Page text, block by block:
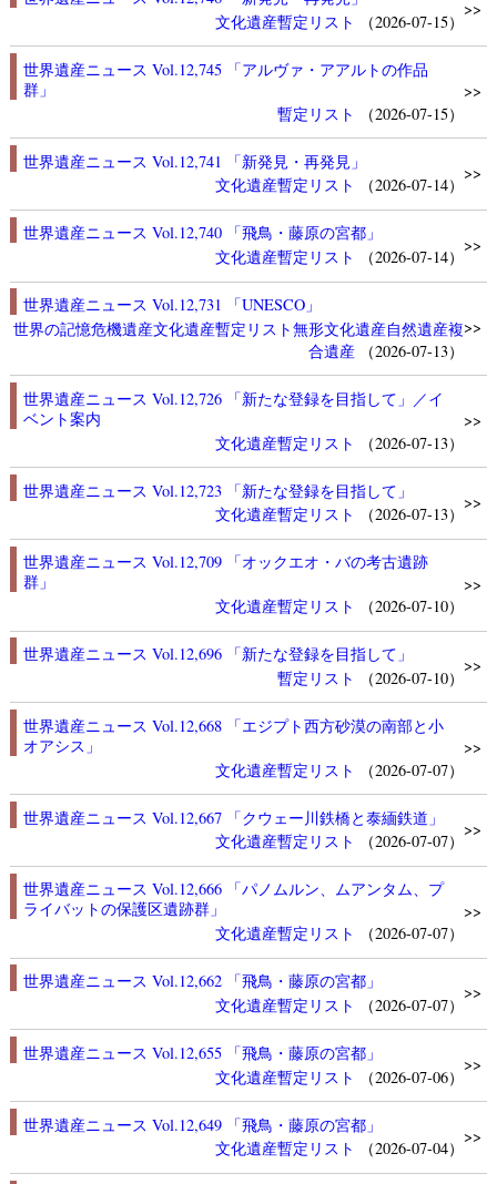
文化遺産暫定リスト （2026-07-15）
>>
世界遺産ニュース Vol.12,745 「アルヴァ・アアルトの作品
群」
暫定リスト
（2026-07-15）
>>
世界遺産ニュース Vol.12,741 「新発見・再発見」
文化遺産暫定リスト （2026-07-14）
>>
世界遺産ニュース Vol.12,740 「飛鳥・藤原の宮都」
文化遺産暫定リスト （2026-07-14）
>>
世界遺産ニュース Vol.12,731 「UNESCO」
世界の記憶危機遺産文化遺産暫定リスト無形文化遺産自然遺産複
合遺産
（2026-07-13）
>>
世界遺産ニュース Vol.12,726 「新たな登録を目指して」／イ
ベント案内
文化遺産暫定リスト （2026-07-13）
>>
世界遺産ニュース Vol.12,723 「新たな登録を目指して」
文化遺産暫定リスト （2026-07-13）
>>
世界遺産ニュース Vol.12,709 「オックエオ・バの考古遺跡
群」
文化遺産暫定リスト （2026-07-10）
>>
世界遺産ニュース Vol.12,696 「新たな登録を目指して」
暫定リスト
（2026-07-10）
>>
世界遺産ニュース Vol.12,668 「エジプト西方砂漠の南部と小
オアシス」
文化遺産暫定リスト （2026-07-07）
>>
世界遺産ニュース Vol.12,667 「クウェー川鉄橋と泰緬鉄道」
文化遺産暫定リスト （2026-07-07）
>>
世界遺産ニュース Vol.12,666 「パノムルン、ムアンタム、プ
ライバットの保護区遺跡群」
文化遺産暫定リスト （2026-07-07）
>>
世界遺産ニュース Vol.12,662 「飛鳥・藤原の宮都」
文化遺産暫定リスト （2026-07-07）
>>
世界遺産ニュース Vol.12,655 「飛鳥・藤原の宮都」
文化遺産暫定リスト （2026-07-06）
>>
世界遺産ニュース Vol.12,649 「飛鳥・藤原の宮都」
文化遺産暫定リスト （2026-07-04）
>>